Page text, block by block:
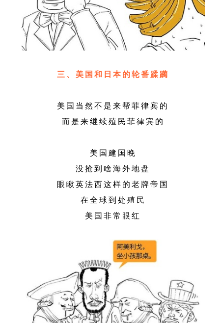
三、美国和日本的轮番蹂躏
美国当然不是来帮菲律宾的
而是来继续殖民菲律宾的
美国建国晚
没抢到啥海外地盘
眼瞅英法西这样的老牌帝国
在全球到处殖民
美国非常眼红